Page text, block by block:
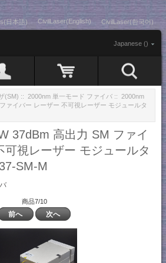
日本語) CivilLaser(English) CivilLaser(한국어)
Japanese ()
(SM) :: 2000nm 単一モード ファイバ :: 2000nm
ァイバー レーザー 不可視レーザー モジュールタ
37dBm 高出力 SM ファイ
可視レーザー モジュールタ
SM-M
商品7/10
前へ 次へ